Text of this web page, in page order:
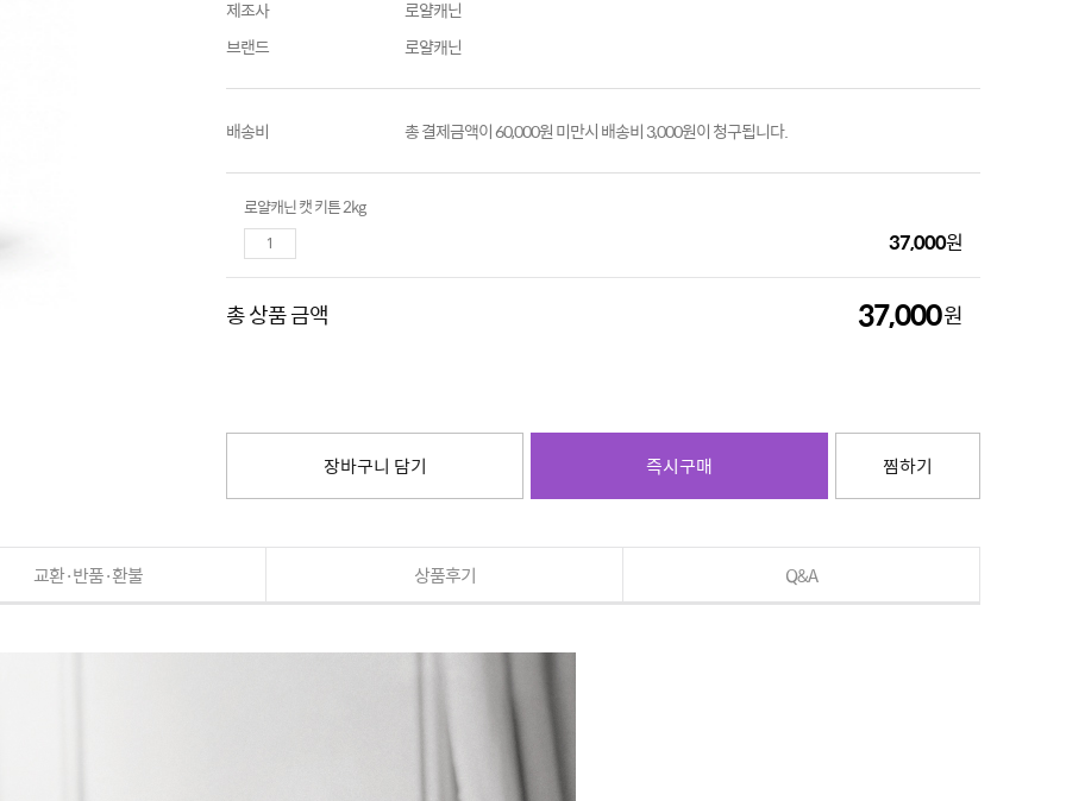
제조사
로얄캐닌
브랜드
로얄캐닌
배송비 총 결제금액이 60,000원 미만시 배송비 3,000원이 청구됩니다.
로얄캐닌 캣 키튼 2kg
37,000원
총 상품 금액 37,000원
장바구니 담기 즉시구매 찜하기
교환·반품·환불 상품후기 Q&A